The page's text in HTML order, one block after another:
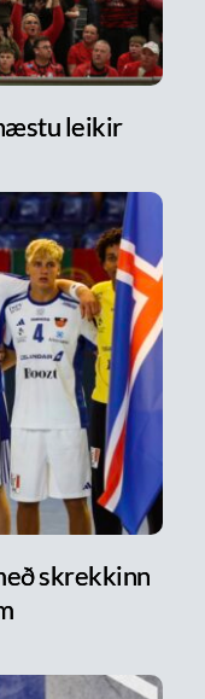
leikir
skrekkinn